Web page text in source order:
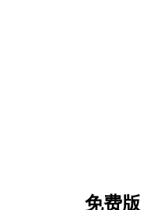
免费版